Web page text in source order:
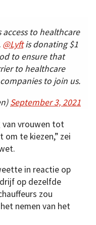
access to healthcare
@Lyftis donating $1
to ensure that
to healthcare
to join us.
September 3, 2021
van vrouwen tot
om te kiezen,” zei
in reactie op
op dezelfde
zou
nemen van het